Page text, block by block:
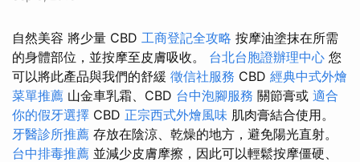
自然美容 將少量 CBD 工商登記全攻略 按摩油塗抹在所需
的身體部位，並按摩至皮膚吸收。 台北台胞證辦理中心 您
可以將此產品與我們的舒緩 徵信社服務 CBD 經典中式外燴
菜單推薦 山金車乳霜、CBD 台中泡腳服務 關節膏或 適合
你的假牙選擇 CBD 正宗西式外燴風味 肌肉膏結合使用。
牙醫診所推薦 存放在陰涼、乾燥的地方，避免陽光直射。
台中排毒推薦 並減少皮膚摩擦，因此可以輕鬆按摩僵硬、